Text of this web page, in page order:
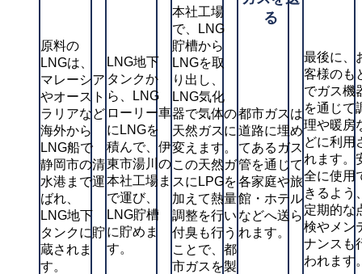
原料の
LNGは、
マレーシア
やオースト
ラリアなど
海外から
LNG船で
静岡市の清
水港まで運
ばれ、
LNG地下
タンクに貯
蔵されま
す。
LNG地下
タンクか
ら、LNG
ローリー車
にLNGを
積んで、伊
東市湯川の
本社工場ま
で運び、
LNG貯槽
に貯めま
す。
本社工場
で、LNG
貯槽から
LNGを取
り出し、
LNG気化
器で気体の
天然ガスに
変えます。
この天然ガ
スにLPGを
加えて熱量
調整を行い
付臭も行う
ことで、都
市ガスを製
る
都市ガスは
道路に埋め
てあるガス
管を通じて
各家庭や旅
館・ホテル
などへ送ら
れます。
最後に、
客様のも
でガス機
を通じて
理や暖房
どに利用
れます。
全に使用
きるよう
定期的な
検やメン
ナンスも
われます